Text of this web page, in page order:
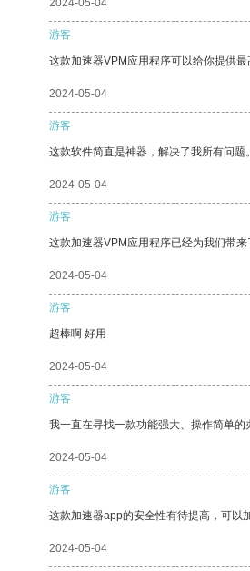
2024-05-04
游客
这款加速器VPM应用程序可以给你提供
2024-05-04
游客
这款软件简直是神器，解决了我所有问题。
2024-05-04
游客
这款加速器VPM应用程序已经为我们带来
2024-05-04
游客
超棒啊 好用
2024-05-04
游客
我一直在寻找一款功能强大、操作简单
2024-05-04
游客
这款加速器app的安全性有待提高，可以
2024-05-04